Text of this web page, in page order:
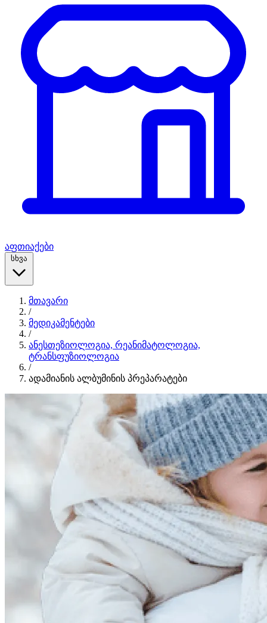
აფთიაქები
სხვა
მთავარი
/
მედიკამენტები
/
ანესთეზიოლოგია, რეანიმატოლოგია,
ტრანსფუზიოლოგია
/
ადამიანის ალბუმინის პრეპარატები